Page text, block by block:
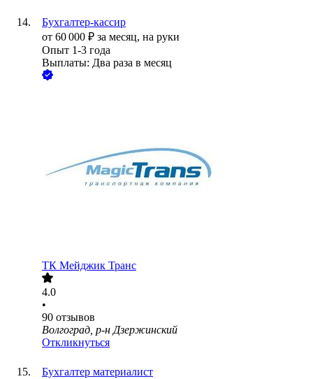
Бухгалтер-кассир
от 60 000 ₽ за месяц, на руки
Опыт 1-3 года
Выплаты: Два раза в месяц
ТК Мейджик Транс
4.0
•
90 отзывов
Волгоград, р-н Дзержинский
Откликнуться
Бухгалтер материалист